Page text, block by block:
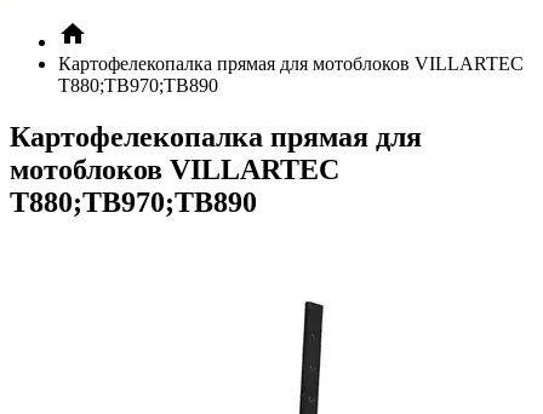
Картофелекопалка прямая для мотоблоков VILLARTEC
T880;TB970;TB890
Картофелекопалка прямая для
мотоблоков VILLARTEC
T880;TB970;TB890